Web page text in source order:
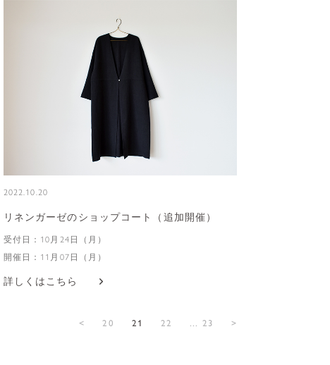
2022.10.20
リネンガーゼのショップコート（追加開催）
受付日：10月24日（月）
開催日：11月07日（月）
詳しくはこちら
< 20 21 22 ... 23 >